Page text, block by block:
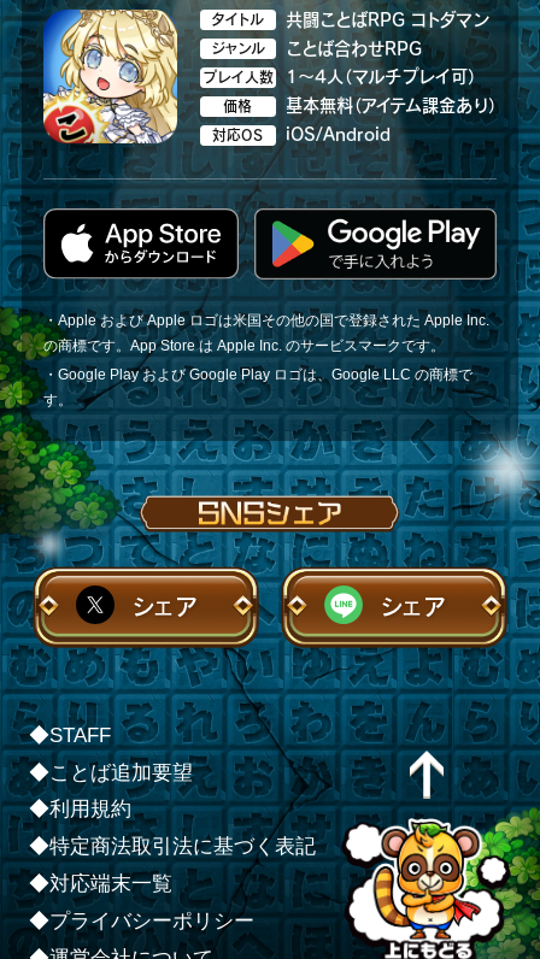
タイトル 共闘ことばRPG コトダマン
ジャンル ことば合わせRPG
プレイ人数 1～4人（マルチプレイ可）
価格 基本無料（アイテム課金あり）
対応OS iOS/Android
・Apple および Apple ロゴは米国その他の国で登録された Apple Inc.
の商標です。App Store は Apple Inc. のサービスマークです。
・Google Play および Google Play ロゴは、Google LLC の商標で
す。
シェア シェア
◆STAFF
◆ことば追加要望
◆利用規約
◆特定商法取引法に基づく表記
◆対応端末一覧
◆プライバシーポリシー